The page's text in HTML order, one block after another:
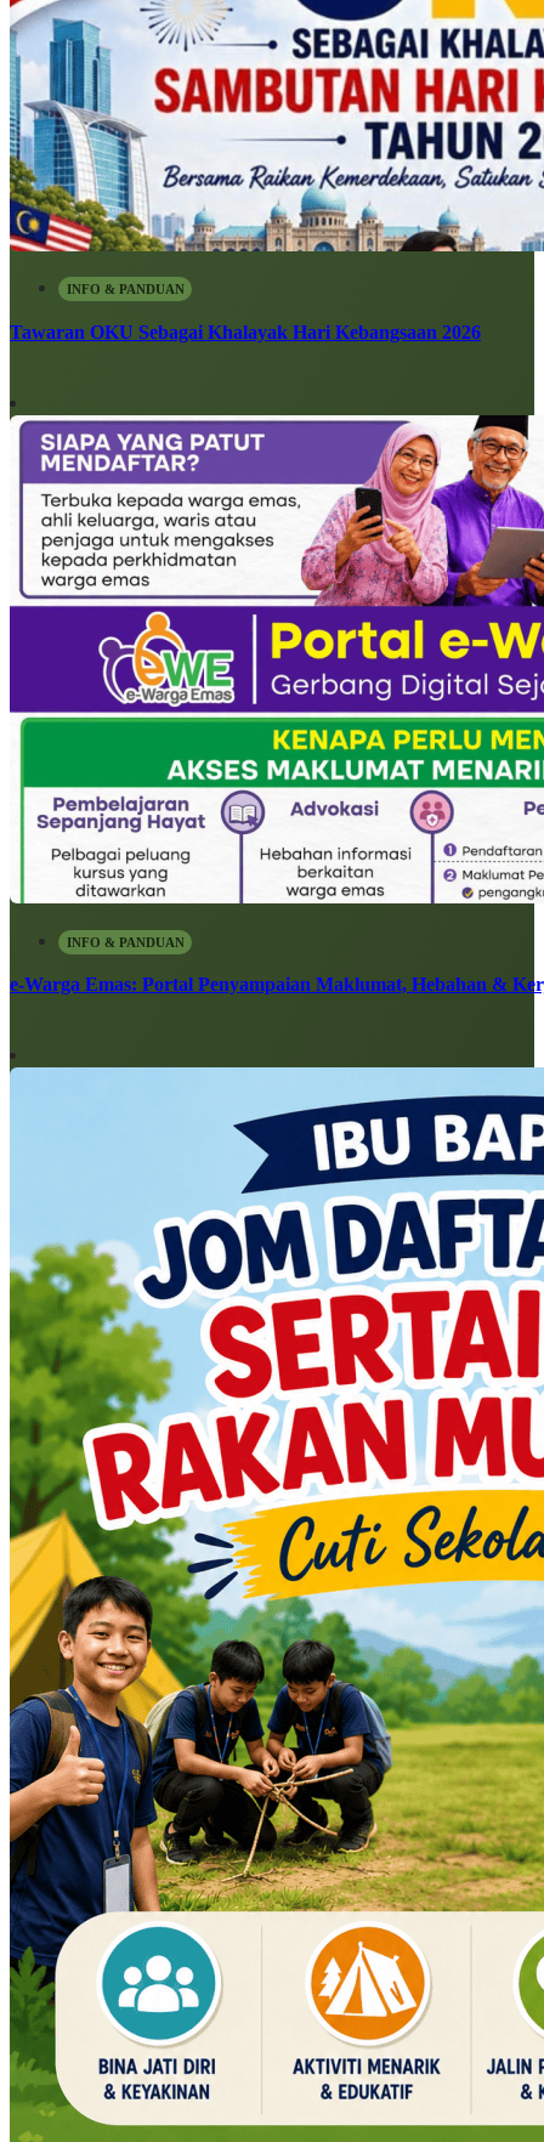
INFO & PANDUAN
Tawaran OKU Sebagai Khalayak Hari Kebangsaan 2026
INFO & PANDUAN
e-Warga Emas: Portal Penyampaian Maklumat, Hebahan &